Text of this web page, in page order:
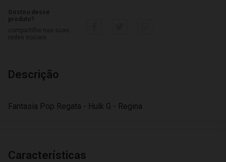
Descrição
Fantasia Pop Regata - Hulk G - Regina
Características